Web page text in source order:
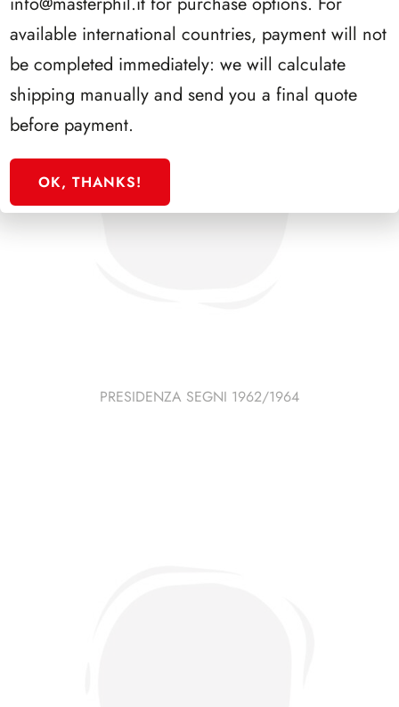
PRESIDENZA SEGNI 1962/1964
available international countries, payment will not
be completed immediately: we will calculate
shipping manually and send you a final quote
before payment.
OK, THANKS!